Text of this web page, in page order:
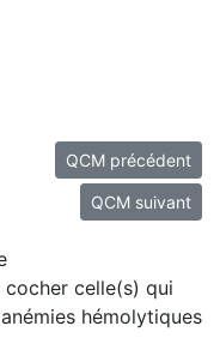
QCM précédent
QCM suivant
celle(s) qui
hémolytiques